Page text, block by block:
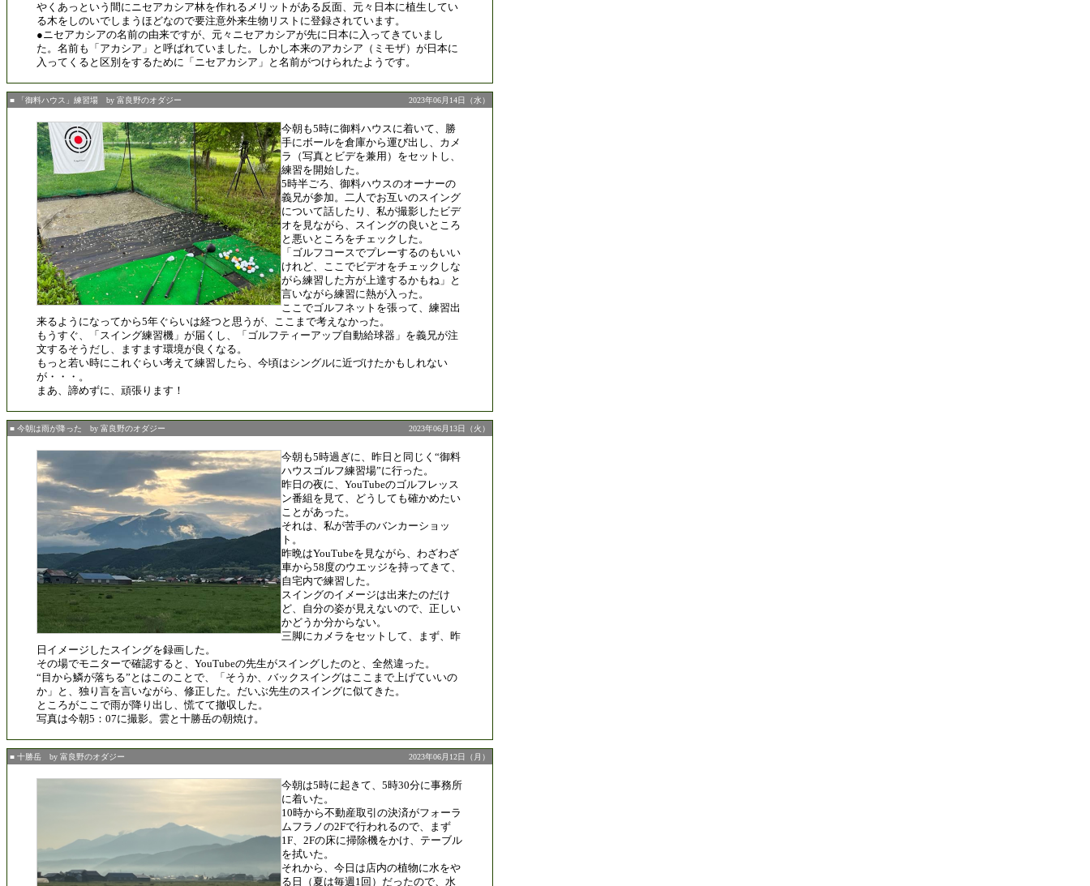
やくあっという間にニセアカシア林を作れるメリットがある反面、元々日本に植生してい
る木をしのいでしまうほどなので要注意外来生物リストに登録されています。
●ニセアカシアの名前の由来ですが、元々ニセアカシアが先に日本に入ってきていまし
た。名前も「アカシア」と呼ばれていました。しかし本来のアカシア（ミモザ）が日本に
入ってくると区別をするために「ニセアカシア」と名前がつけられたようです。
■ 「御料ハウス」練習場 by 富良野のオダジー 2023年06月14日（水）
今朝も5時に御料ハウスに着いて、勝
手にボールを倉庫から運び出し、カメ
ラ（写真とビデを兼用）をセットし、
練習を開始した。
5時半ごろ、御料ハウスのオーナーの
義兄が参加。二人でお互いのスイング
について話したり、私が撮影したビデ
オを見ながら、スイングの良いところ
と悪いところをチェックした。
「ゴルフコースでプレーするのもいい
けれど、ここでビデオをチェックしな
がら練習した方が上達するかもね」と
言いながら練習に熱が入った。
ここでゴルフネットを張って、練習出
来るようになってから5年ぐらいは経つと思うが、ここまで考えなかった。
もうすぐ、「スイング練習機」が届くし、「ゴルフティーアップ自動給球器」を義兄が注
文するそうだし、ますます環境が良くなる。
もっと若い時にこれぐらい考えて練習したら、今頃はシングルに近づけたかもしれない
が・・・。
まあ、諦めずに、頑張ります！
■ 今朝は雨が降った by 富良野のオダジー 2023年06月13日（火）
今朝も5時過ぎに、昨日と同じく“御料
ハウスゴルフ練習場”に行った。
昨日の夜に、YouTubeのゴルフレッス
ン番組を見て、どうしても確かめたい
ことがあった。
それは、私が苦手のバンカーショッ
ト。
昨晩はYouTubeを見ながら、わざわざ
車から58度のウエッジを持ってきて、
自宅内で練習した。
スイングのイメージは出来たのだけ
ど、自分の姿が見えないので、正しい
かどうか分からない。
三脚にカメラをセットして、まず、昨
日イメージしたスイングを録画した。
その場でモニターで確認すると、YouTubeの先生がスイングしたのと、全然違った。
“目から鱗が落ちる”とはこのことで、「そうか、バックスイングはここまで上げていいの
か」と、独り言を言いながら、修正した。だいぶ先生のスイングに似てきた。
ところがここで雨が降り出し、慌てて撤収した。
写真は今朝5：07に撮影。雲と十勝岳の朝焼け。
■ 十勝岳 by 富良野のオダジー 2023年06月12日（月）
今朝は5時に起きて、5時30分に事務所
に着いた。
10時から不動産取引の決済がフォーラ
ムフラノの2Fで行われるので、まず
1F、2Fの床に掃除機をかけ、テーブル
を拭いた。
それから、今日は店内の植物に水をや
る日（夏は毎週1回）だったので、水